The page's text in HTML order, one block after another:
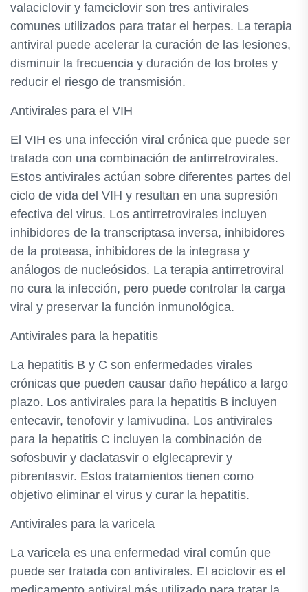
valaciclovir y famciclovir son tres antivirales
comunes utilizados para tratar el herpes. La terapia
antiviral puede acelerar la curación de las lesiones,
disminuir la frecuencia y duración de los brotes y
reducir el riesgo de transmisión.
Antivirales para el VIH
El VIH es una infección viral crónica que puede ser
tratada con una combinación de antirretrovirales.
Estos antivirales actúan sobre diferentes partes del
ciclo de vida del VIH y resultan en una supresión
efectiva del virus. Los antirretrovirales incluyen
inhibidores de la transcriptasa inversa, inhibidores
de la proteasa, inhibidores de la integrasa y
análogos de nucleósidos. La terapia antirretroviral
no cura la infección, pero puede controlar la carga
viral y preservar la función inmunológica.
Antivirales para la hepatitis
La hepatitis B y C son enfermedades virales
crónicas que pueden causar daño hepático a largo
plazo. Los antivirales para la hepatitis B incluyen
entecavir, tenofovir y lamivudina. Los antivirales
para la hepatitis C incluyen la combinación de
sofosbuvir y daclatasvir o elglecaprevir y
pibrentasvir. Estos tratamientos tienen como
objetivo eliminar el virus y curar la hepatitis.
Antivirales para la varicela
La varicela es una enfermedad viral común que
puede ser tratada con antivirales. El aciclovir es el